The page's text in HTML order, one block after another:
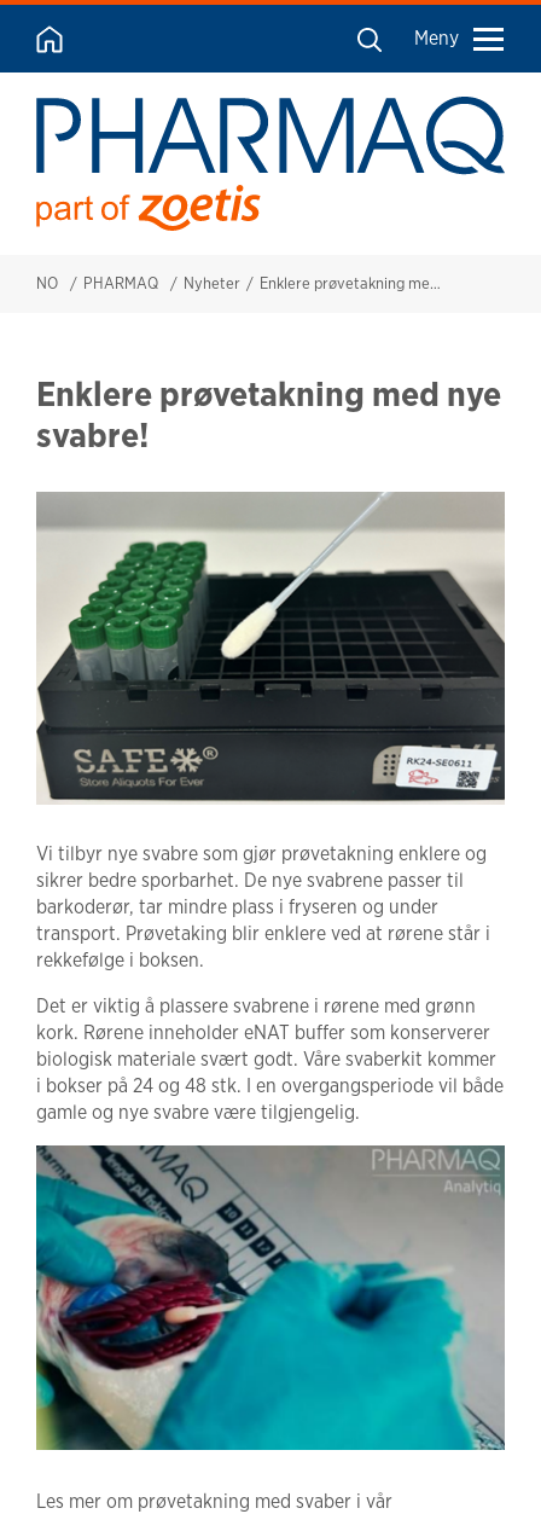
Meny
NO PHARMAQ Nyheter Enklere prøvetakning med nye svabre!
Enklere prøvetakning med nye
svabre!
Vi tilbyr nye svabre som gjør prøvetakning enklere og
sikrer bedre sporbarhet. De nye svabrene passer til
barkoderør, tar mindre plass i fryseren og under
transport. Prøvetaking blir enklere ved at rørene står i
rekkefølge i boksen.
Det er viktig å plassere svabrene i rørene med grønn
kork. Rørene inneholder eNAT buffer som konserverer
biologisk materiale svært godt. Våre svaberkit kommer
i bokser på 24 og 48 stk. I en overgangsperiode vil både
gamle og nye svabre være tilgjengelig.
Les mer om prøvetakning med svaber i vår